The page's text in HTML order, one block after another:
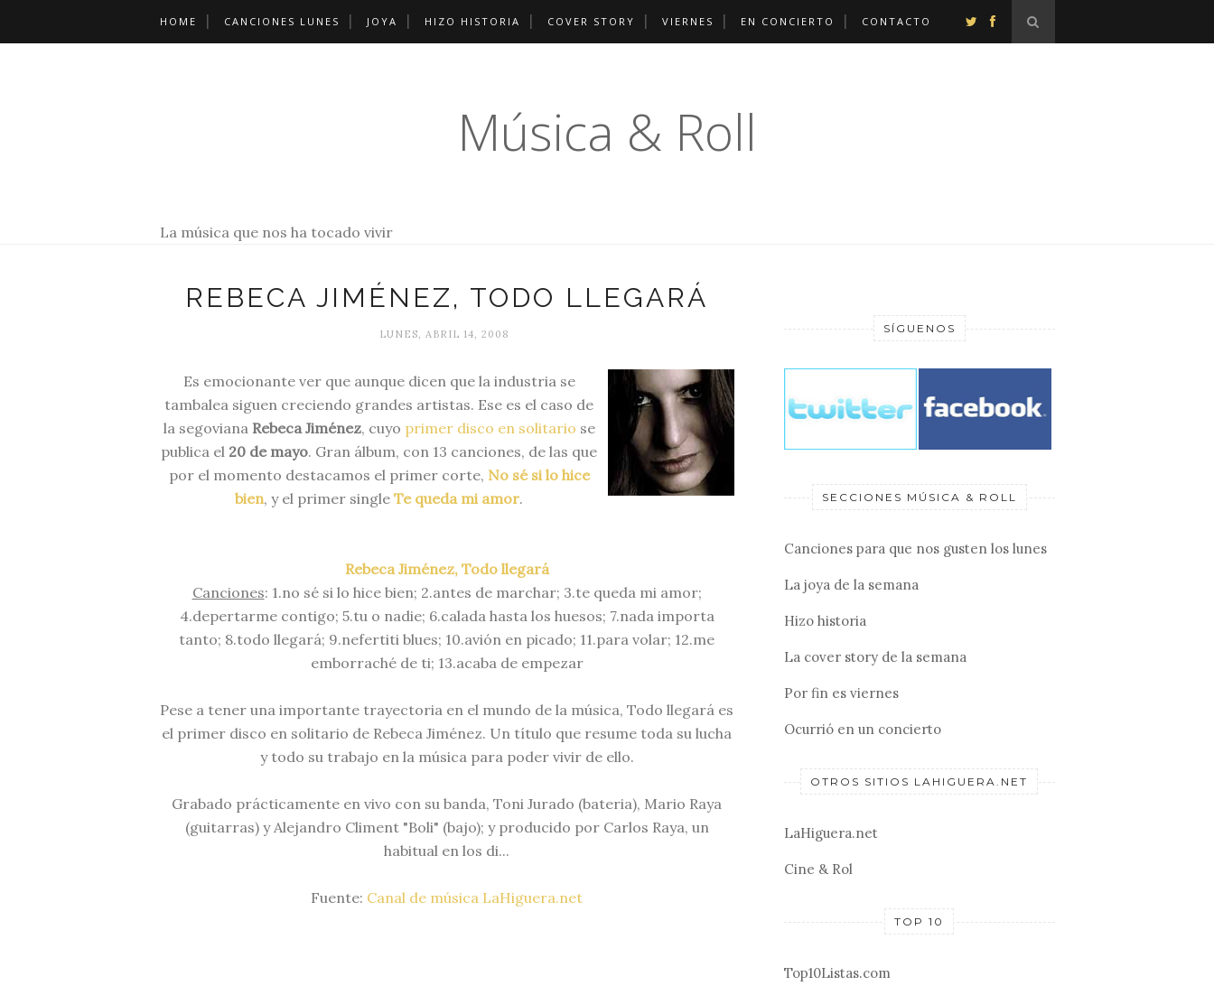
HOME CANCIONES LUNES JOYA HIZO HISTORIA COVER STORY VIERNES EN CONCIERTO CONTACTO
Música & Roll
La música que nos ha tocado vivir
REBECA JIMÉNEZ, TODO LLEGARÁ
LUNES, ABRIL 14, 2008
Es emocionante ver que aunque dicen que la industria se
tambalea siguen creciendo grandes artistas. Ese es el caso de
la segoviana Rebeca Jiménez, cuyo primer disco en solitario se
publica el 20 de mayo. Gran álbum, con 13 canciones, de las que
por el momento destacamos el primer corte, No sé si lo hice
bien, y el primer single Te queda mi amor.
Rebeca Jiménez, Todo llegará
Canciones: 1.no sé si lo hice bien; 2.antes de marchar; 3.te queda mi amor;
4.depertarme contigo; 5.tu o nadie; 6.calada hasta los huesos; 7.nada importa
tanto; 8.todo llegará; 9.nefertiti blues; 10.avión en picado; 11.para volar; 12.me
emborraché de ti; 13.acaba de empezar
Pese a tener una importante trayectoria en el mundo de la música, Todo llegará es
el primer disco en solitario de Rebeca Jiménez. Un título que resume toda su lucha
y todo su trabajo en la música para poder vivir de ello.
Grabado prácticamente en vivo con su banda, Toni Jurado (bateria), Mario Raya
(guitarras) y Alejandro Climent "Boli" (bajo); y producido por Carlos Raya, un
habitual en los di...
Fuente: Canal de música LaHiguera.net
SÍGUENOS
SECCIONES MÚSICA & ROLL
Canciones para que nos gusten los lunes
La joya de la semana
Hizo historia
La cover story de la semana
Por fin es viernes
Ocurrió en un concierto
OTROS SITIOS LAHIGUERA.NET
LaHiguera.net
Cine & Rol
TOP 10
Top10Listas.com